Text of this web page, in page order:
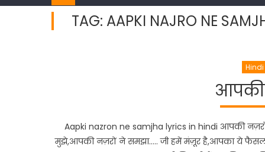
TAG: AAPKI NAJRO NE
आपकी
Aapki nazron ne samjha lyrics in hindi आपकी
मुझे,आपकी नज़रों ने समझा….. जी हमें मंज़ूर है,आपका ये